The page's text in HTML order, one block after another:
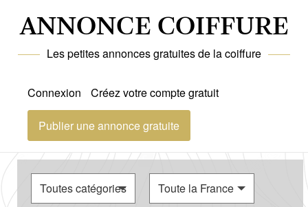
ANNONCE COIFFURE
Les petites annonces gratuites de la coiffure
Connexion Créez votre compte gratuit
Publier une annonce gratuite